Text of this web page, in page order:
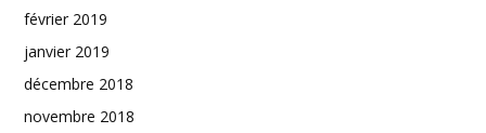
février 2019
janvier 2019
décembre 2018
novembre 2018